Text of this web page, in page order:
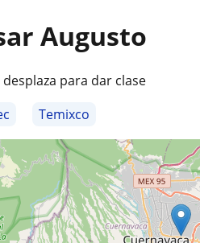
Augusto
para dar clase
Temixco